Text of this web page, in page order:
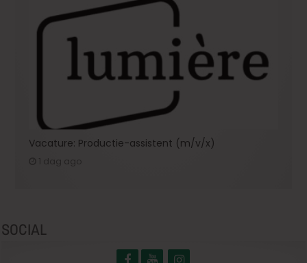
Vacature: Productie-assistent (m/v/x)
SOCIAL